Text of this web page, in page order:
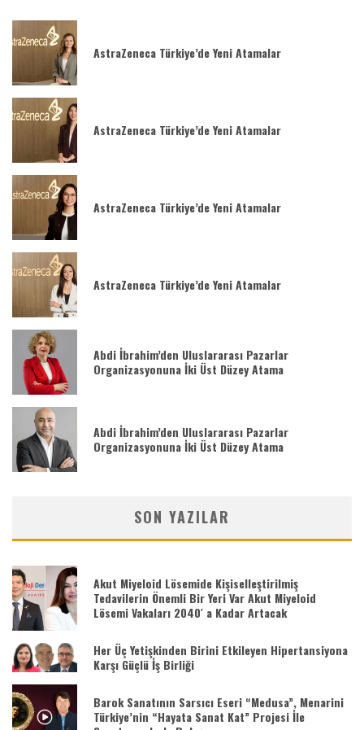
AstraZeneca Türkiye’de Yeni Atamalar
AstraZeneca Türkiye’de Yeni Atamalar
AstraZeneca Türkiye’de Yeni Atamalar
AstraZeneca Türkiye’de Yeni Atamalar
Abdi İbrahim’den Uluslararası Pazarlar
Organizasyonuna İki Üst Düzey Atama
Abdi İbrahim’den Uluslararası Pazarlar
Organizasyonuna İki Üst Düzey Atama
SON YAZILAR
Akut Miyeloid Lösemide Kişiselleştirilmiş
Tedavilerin Önemli Bir Yeri Var Akut Miyeloid
Lösemi Vakaları 2040′ a Kadar Artacak
Her Üç Yetişkinden Birini Etkileyen Hipertansiyona
Karşı Güçlü İş Birliği
Barok Sanatının Sarsıcı Eseri “Medusa”, Menarini
Türkiye’nin “Hayata Sanat Kat” Projesi İle